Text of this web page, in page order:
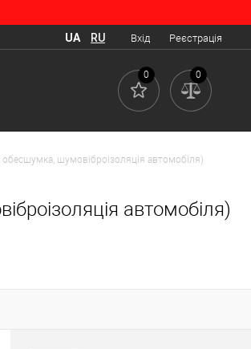
Вхід Реєстрація
UA RU
0 0
шумовіброізоляція автомобіля)
автомобіля)